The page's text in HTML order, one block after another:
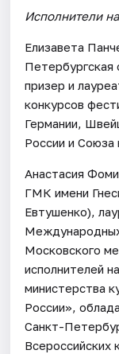
Исполнители
Елизавета
Петербургская
призер и
конкурсов
Германии,
России и Союза
Анастасия
ГМК имени
Евтушенко),
Московского
исполнителей
министерства
России»,
Санкт-
Всероссийских